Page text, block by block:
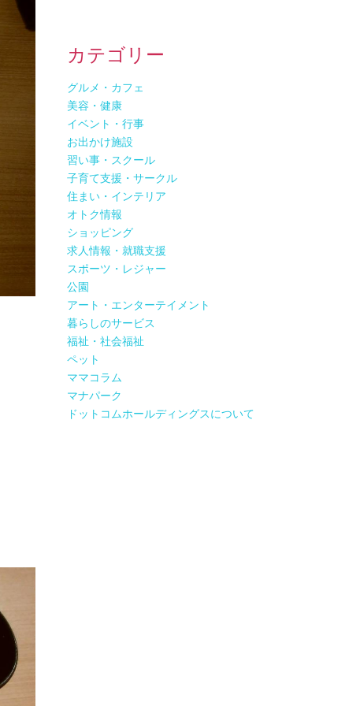
カテゴリー
グルメ・カフェ
美容・健康
イベント・行事
お出かけ施設
習い事・スクール
子育て支援・サークル
住まい・インテリア
オトク情報
ショッピング
求人情報・就職支援
スポーツ・レジャー
公園
アート・エンターテイメント
暮らしのサービス
福祉・社会福祉
ペット
ママコラム
マナパーク
ドットコムホールディングスについて